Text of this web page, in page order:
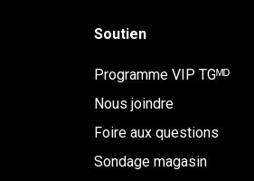
Soutien
Programme VIP TGᴹᴰ
Nous joindre
Foire aux questions
Sondage magasin